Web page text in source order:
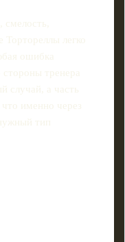
смелость,
легко
ошибка
тренера
случай, а часть
именно через
тип